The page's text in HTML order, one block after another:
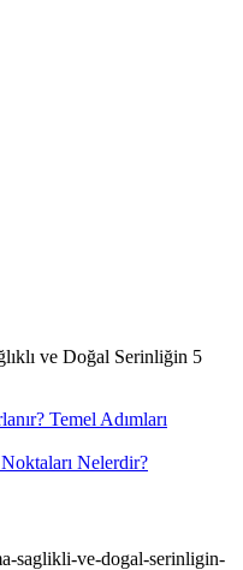
ve Doğal Serinliğin 5
Temel Adımları
Nelerdir?
saglikli-ve-dogal-serinligin-